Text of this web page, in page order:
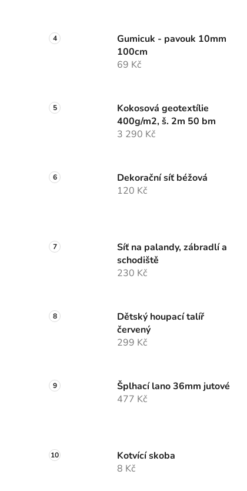
Gumicuk - pavouk 10mm
100cm
69 Kč
Kokosová geotextílie
400g/m2, š. 2m 50 bm
3 290 Kč
Dekorační síť béžová
120 Kč
Síť na palandy, zábradlí a
schodiště
230 Kč
Dětský houpací talíř
červený
299 Kč
Šplhací lano 36mm jutové
477 Kč
Kotvící skoba
8 Kč